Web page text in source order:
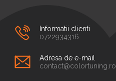
Informatii clienti
0722934316
Adresa de e-mail
contact@colortuning.ro